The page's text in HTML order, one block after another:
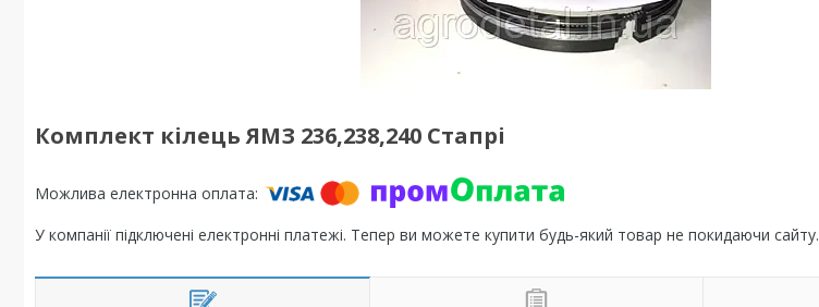
Комплект кілець ЯМЗ 236,238,240 Стапрі
У компанії підключені електронні платежі. Тепер ви можете купити будь-який товар не покидаючи сайту.